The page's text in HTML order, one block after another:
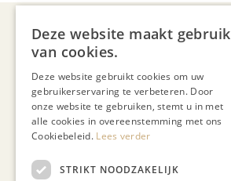
Deze website maakt gebruik
van cookies.
Deze website gebruikt cookies om uw
gebruikerservaring te verbeteren. Door
onze website te gebruiken, stemt u in met
alle cookies in overeenstemming met ons
Cookiebeleid. Lees verder
STRIKT NOODZAKELIJK